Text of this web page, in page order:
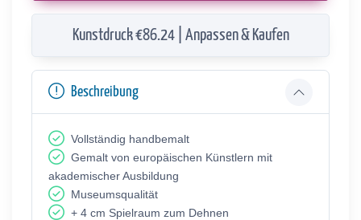
Kunstdruck €86.24 | Anpassen & Kaufen
Beschreibung
Vollständig handbemalt
Gemalt von europäischen Künstlern mit
akademischer Ausbildung
Museumsqualität
+ 4 cm Spielraum zum Dehnen